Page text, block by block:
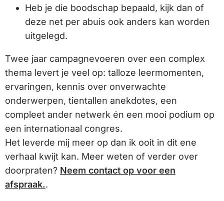
Heb je die boodschap bepaald, kijk dan of
deze net per abuis ook anders kan worden
uitgelegd.
Twee jaar campagnevoeren over een complex
thema levert je veel op: talloze leermomenten,
ervaringen, kennis over onverwachte
onderwerpen, tientallen anekdotes, een
compleet ander netwerk én een mooi podium op
een internationaal congres.
Het leverde mij meer op dan ik ooit in dit ene
verhaal kwijt kan. Meer weten of verder over
doorpraten? Neem contact op voor een
afspraak..